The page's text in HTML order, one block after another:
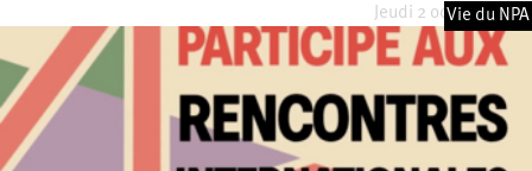
Jeudi 2 octobre 2025
Vie du NPA